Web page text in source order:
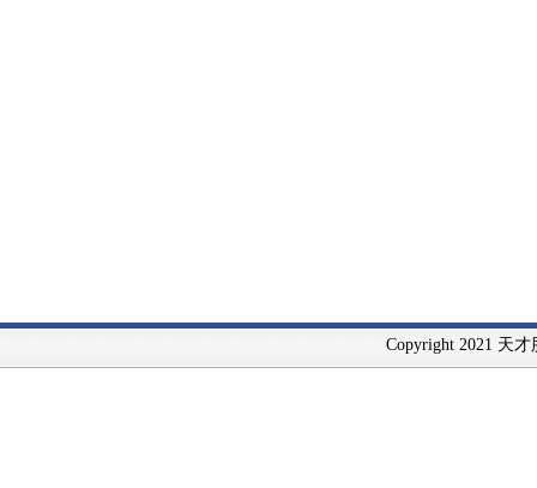
Copyright 2021 天